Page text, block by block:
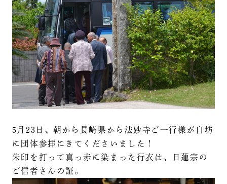
5月23日、朝から長崎県から法妙寺ご一行様が自坊
に団体参拝にきてくださいました！
朱印を打って真っ赤に染まった行衣は、日蓮宗の
ご信者さんの証。